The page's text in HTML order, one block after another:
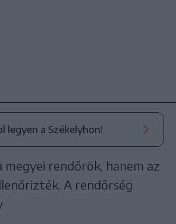
a Székelyhon!
megyei rendőrök, hanem az
A rendőrség